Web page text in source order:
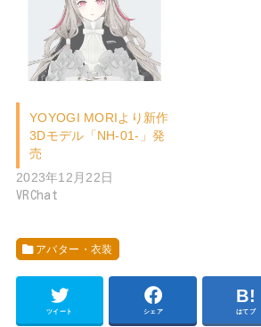
YOYOGI MORIより新作
3Dモデル「NH-01-」発
売
2023年12月22日
VRChat
アバター・衣装
ツイート シェア はてブ